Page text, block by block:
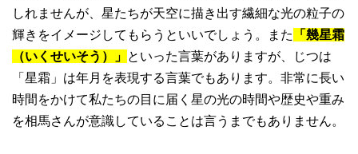
しれませんが、星たちが天空に描き出す繊細な光の粒子の
輝きをイメージしてもらうといいでしょう。また
「幾星霜
（いくせいそう）」 といった言葉がありますが、じつは
「星霜」は年月を表現する言葉でもあります。非常に長い
時間をかけて私たちの目に届く星の光の時間や歴史や重み
を相馬さんが意識していることは言うまでもありません。